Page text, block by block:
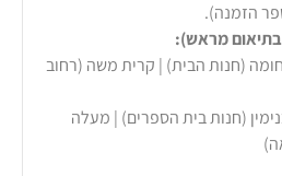
בתיאום מראש):
(חנות הבית) | קרית משה (רחוב
(חנות בית הספרים) | מעלה